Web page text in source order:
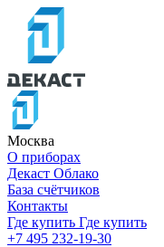
Москва
О приборах
Декаст Облако
База счётчиков
Контакты
Где купить Где купить
+7 495 232-19-30